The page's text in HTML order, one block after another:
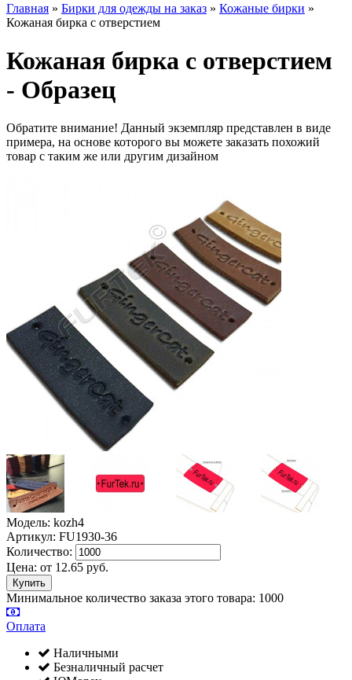
Главная » Бирки для одежды на заказ » Кожаные бирки »
Кожаная бирка с отверстием
Кожаная бирка с отверстием
- Образец
Обратите внимание! Данный экземпляр представлен в виде
примера, на основе которого вы можете заказать похожий
товар с таким же или другим дизайном
Модель: kozh4
Артикул: FU1930-36
Количество:
Цена: от 12.65 руб.
Минимальное количество заказа этого товара: 1000
Оплата
Наличными
Безналичный расчет